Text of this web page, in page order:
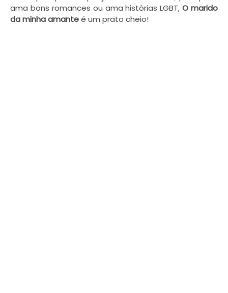
ama bons romances ou ama histórias LGBT,O marido
da minha amanteé um prato cheio!